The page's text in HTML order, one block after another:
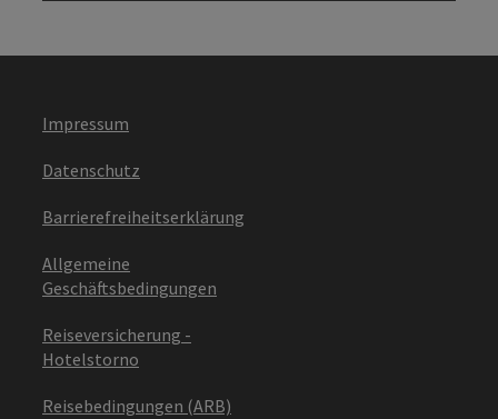
Impressum
Datenschutz
Barrierefreiheitserklärung
Allgemeine
Geschäftsbedingungen
Reiseversicherung -
Hotelstorno
Reisebedingungen (ARB)